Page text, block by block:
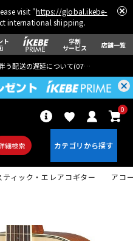
visit "https://global.ikebe-
international shipping.
ト 学割
サービス 店舗一覧
う配送の遅延について(07月29日
細検索
0
ティック・エレアコギター アコ